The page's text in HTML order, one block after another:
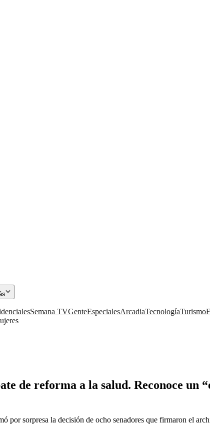
Semana TVGenteEspecialesArcadiaTecnologíaTurismo
de reforma a la salud. Reconoce un
sorpresa la decisión de ocho senadores que firmaron el